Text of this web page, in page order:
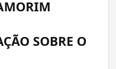
SOBRE O